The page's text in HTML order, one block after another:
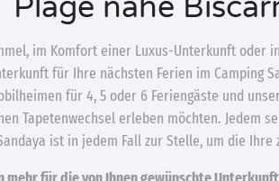
Plage nahe
im Komfort einer Luxus-Unterkunft oder
für Ihre nächsten Ferien im Camping
für 4, 5 oder 6 Feriengäste und
Tapetenwechsel erleben möchten. Jedem
ist in jedem Fall zur Stelle, um die